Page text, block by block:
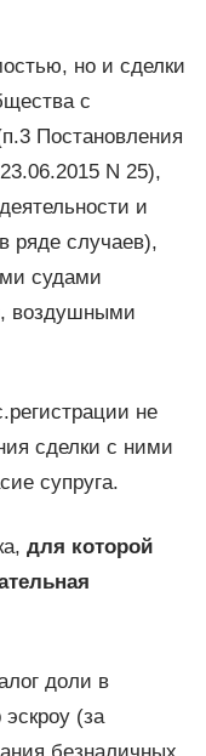
но и сделки
с
Постановления
N 25),
и
ряде случаев),
судами
воздушными
не
сделки с ними
супруга.
для которой
доли в
(за